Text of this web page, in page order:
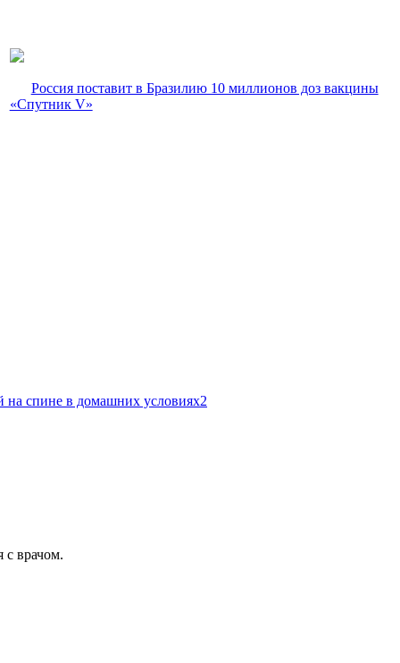
Россия поставит в Бразилию 10 миллионов доз вакцины
«Спутник V»
на спине в домашних условиях2
с врачом.